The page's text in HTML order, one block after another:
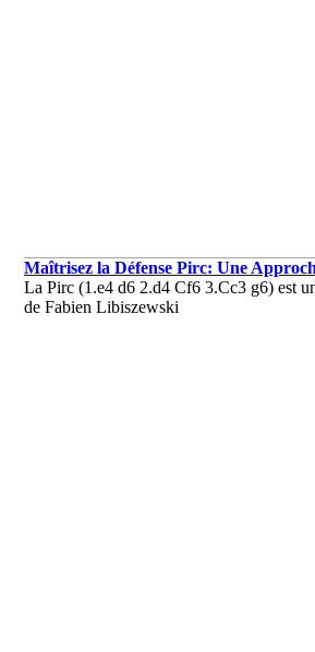
Maîtrisez la Défense Pirc: Une
La Pirc (1.e4 d6 2.d4 Cf6 3.Cc3 g6) est
de Fabien Libiszewski